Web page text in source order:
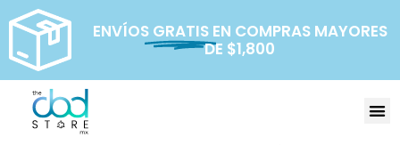
contenido
ENVÍOS GRATIS EN COMPRAS MAYORES
DE $1,800